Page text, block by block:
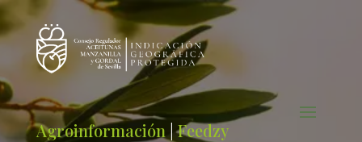
Agroinformación |Feedzy